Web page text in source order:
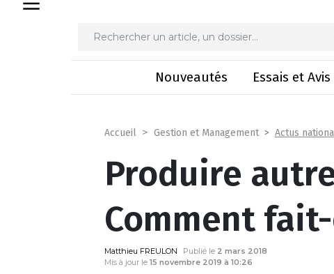
Nouveautés Essais et Avis
Produire autrement…
Accueil Gestion et Management Actus
Produire
Comment
Matthieu FREULON Publié le 2 mars 2018
Mis à jour le 15 novembre 2019 à 10:26